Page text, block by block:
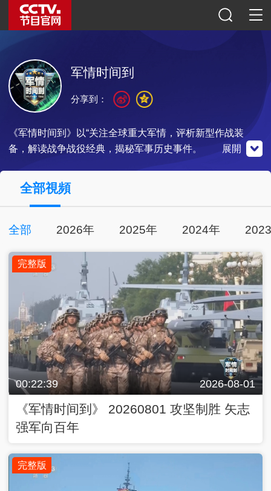
军情时间到
《军情时间到》以“关注全球重大军情，评析新型作战装
备，解读战争战役经典，揭秘军事历史事件。
央視影音
點擊下載
展開
分享到：
全部視頻
全部 2026年 2025年 2024年
完整版
00:22:39 2026-08-01
《军情时间到》 20260801 攻坚制胜 矢志
强军向百年
完整版